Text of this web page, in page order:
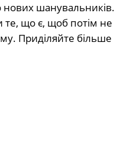
нових шанувальників.
те, що є, щоб потім не
Приділяйте більше